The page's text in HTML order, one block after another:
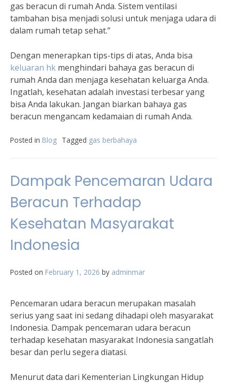
gas beracun di rumah Anda. Sistem ventilasi
tambahan bisa menjadi solusi untuk menjaga udara di
dalam rumah tetap sehat.”
Dengan menerapkan tips-tips di atas, Anda bisa
keluaran hk menghindari bahaya gas beracun di
rumah Anda dan menjaga kesehatan keluarga Anda.
Ingatlah, kesehatan adalah investasi terbesar yang
bisa Anda lakukan. Jangan biarkan bahaya gas
beracun mengancam kedamaian di rumah Anda.
Posted in Blog Tagged gas berbahaya
Dampak Pencemaran Udara
Beracun Terhadap
Kesehatan Masyarakat
Indonesia
Posted on February 1, 2026 by adminmar
Pencemaran udara beracun merupakan masalah
serius yang saat ini sedang dihadapi oleh masyarakat
Indonesia. Dampak pencemaran udara beracun
terhadap kesehatan masyarakat Indonesia sangatlah
besar dan perlu segera diatasi.
Menurut data dari Kementerian Lingkungan Hidup